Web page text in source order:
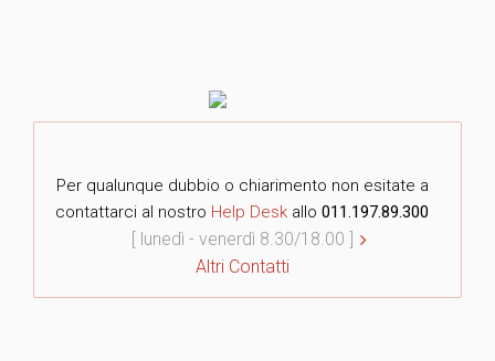
Per qualunque dubbio o chiarimento non esitate a
contattarci al nostro Help Desk allo 011.197.89.300
[ lunedì - venerdì 8.30/18.00 ]
Altri Contatti